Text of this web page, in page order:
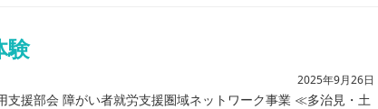
験
2025年9月26日
援部会 障がい者就労支援圏域ネットワーク事業 ≪多治見・土